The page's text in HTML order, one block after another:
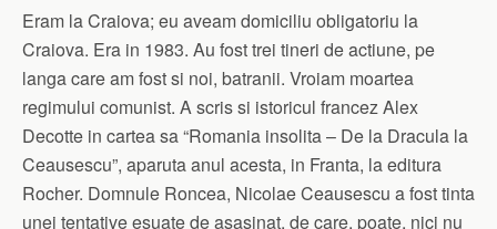
Eram la Craiova; eu aveam domiciliu obligatoriu la
Craiova. Era in 1983. Au fost trei tineri de actiune, pe
langa care am fost si noi, batranii. Vroiam moartea
regimului comunist. A scris si istoricul francez Alex
Decotte in cartea sa “Romania insolita – De la Dracula la
Ceausescu”, aparuta anul acesta, in Franta, la editura
Rocher. Domnule Roncea, Nicolae Ceausescu a fost tinta
unei tentative esuate de asasinat, de care, poate, nici nu